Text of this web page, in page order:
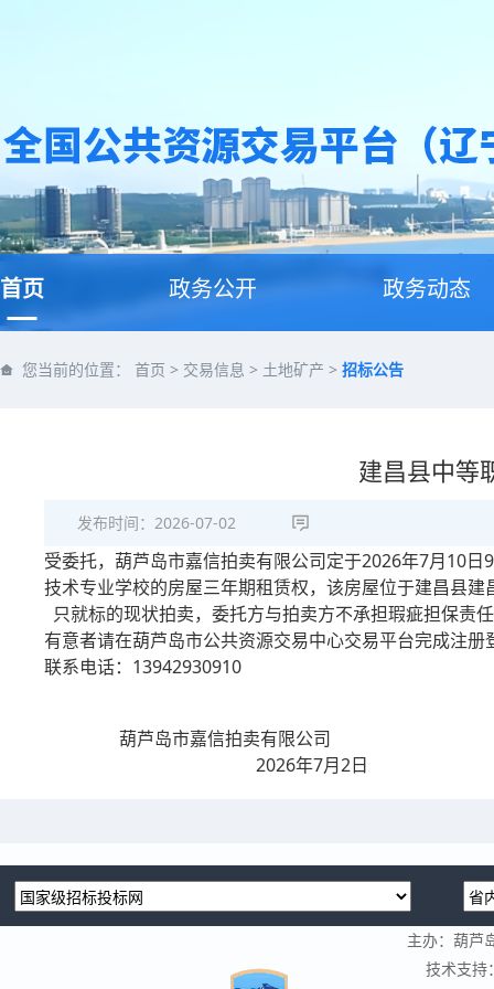
首页 政务公开 政务动态
您当前的位置： 首页 > 交易信息 > 土地矿产 > 招标公告
建昌县中等
发布时间： 2026-07-02
受委托，葫芦岛市嘉信拍卖有限公司定于2026年7月10
技术专业学校的房屋三年期租赁权，该房屋位于建昌县
只就标的现状拍卖，委托方与拍卖方不承担瑕疵担保责
有意者请在葫芦岛市公共资源交易中心交易平台完成注
联系电话：13942930910
葫芦岛市嘉信拍卖有限公司
2026年7月2日
主办：葫芦
技术支持